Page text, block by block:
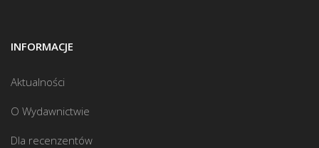
INFORMACJE
Aktualności
O Wydawnictwie
Dla recenzentów